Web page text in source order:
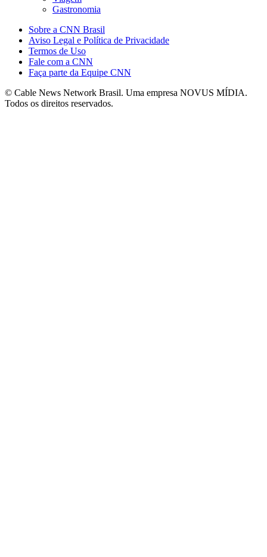
Gastronomia
Sobre a CNN Brasil
Aviso Legal e Política de Privacidade
Termos de Uso
Fale com a CNN
Faça parte da Equipe CNN
© Cable News Network Brasil. Uma empresa NOVUS MÍDIA.
Todos os direitos reservados.